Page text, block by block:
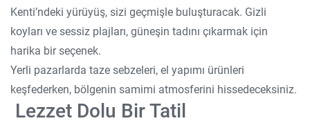
Kenti’ndeki yürüyüş, sizi geçmişle buluşturacak. Gizli
koyları ve sessiz plajları, güneşin tadını çıkarmak için
harika bir seçenek.
Yerli pazarlarda taze sebzeleri, el yapımı ürünleri
keşfederken, bölgenin samimi atmosferini hissedeceksiniz.
Lezzet Dolu Bir Tatil